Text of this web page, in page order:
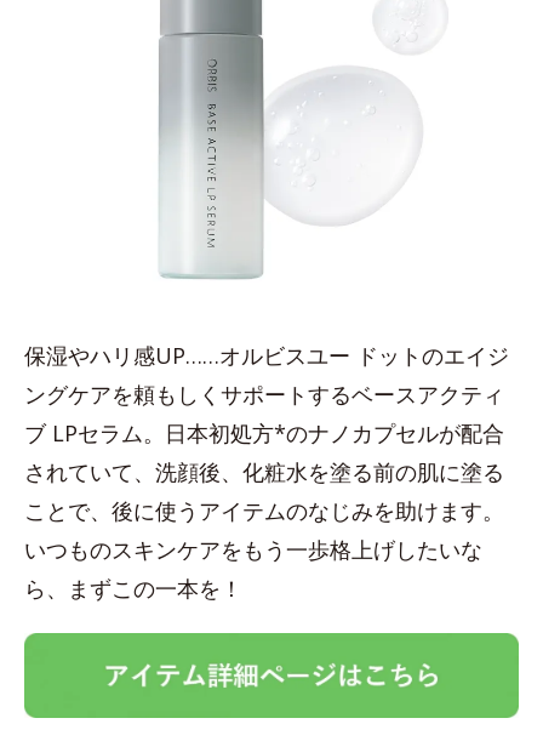
保湿やハリ感UP……オルビスユー ドットのエイジ
ングケアを頼もしくサポートするベースアクティ
ブ LPセラム。日本初処方*のナノカプセルが配合
されていて、洗顔後、化粧水を塗る前の肌に塗る
ことで、後に使うアイテムのなじみを助けます。
いつものスキンケアをもう一歩格上げしたいな
ら、まずこの一本を！